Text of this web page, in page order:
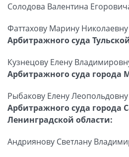
Солодова Валентина
Фаттахову Марину Николаевну
Арбитражного суда
Кузнецову Елену
Арбитражного суда города
Рыбакову Елену Леопольдовну
Арбитражного суда города
Ленинградской области:
Андриянову Светлану